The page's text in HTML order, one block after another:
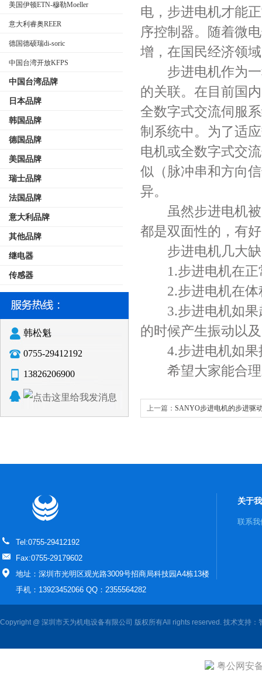
美国伊顿ETN-穆勒Moeller
意大利睿奥REER
德国德硕瑞di-soric
中国台湾开放KFPS
中国台湾品牌
日本品牌
韩国品牌
德国品牌
美国品牌
瑞士品牌
法国品牌
意大利品牌
其他品牌
继电器
传感器
韩松魁
0755-29412192
13826206900
电，步进电机才能
序控制器。随着微
增，在国民经济领
步进电机作为一
的关联。在目前国
全数字式交流伺服
制系统中。为了适
电机或全数字式交
似（脉冲串和方向
异。
虽然步进电机被
都是双面性的，有
步进电机几大缺
1.步进电机在正
2.步进电机在体
3.步进电机如果
的时候产生振动以
4.步进电机如果
希望大家能合理
上一篇： SANYO步进电机的步进驱
Tel:0755-29412192
Fax:0755-29179602
地址：深圳市光明区观光路3009号招商局科技园A4栋13楼
手机：13923452066 QQ：2355564282
关于
联系我
Copyright @ 深圳市天为机电设备有限公司 版权所有All rights reserved. 技术支持：
粤公网安